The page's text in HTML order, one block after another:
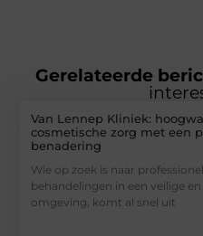
Gerelateerde
Van Lennep Kliniek:
cosmetische zorg met een
benadering
Wie op zoek is naar
behandelingen in een veilige
omgeving, komt al snel uit